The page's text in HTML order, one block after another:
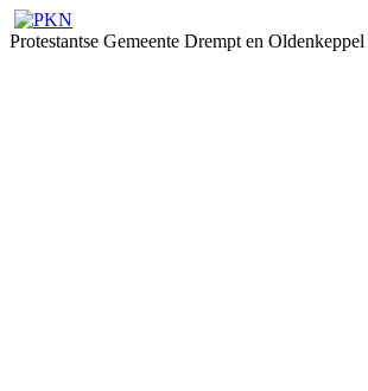
Protestantse Gemeente Drempt en